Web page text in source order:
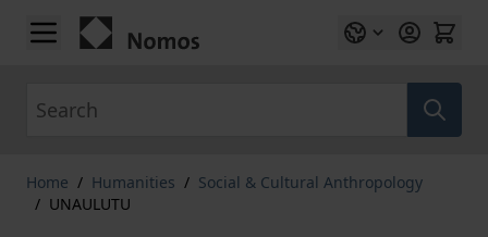
Skip to Content
Home / Humanities / Social & Cultural Anthropology
/ UNAULUTU